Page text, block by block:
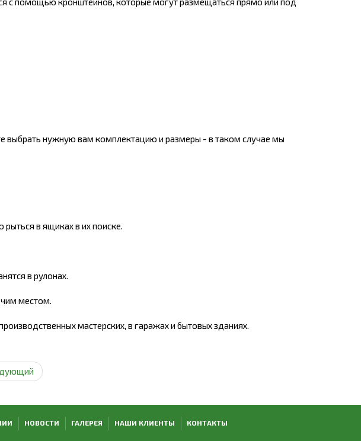
нужную вам комплектацию и размеры - в таком случае мы
в ящиках в их поиске.
в рулонах.
местом.
мастерских, в гаражах и бытовых зданиях.
НОВОСТИ ГАЛЕРЕЯ НАШИ КЛИЕНТЫ КОНТАКТЫ